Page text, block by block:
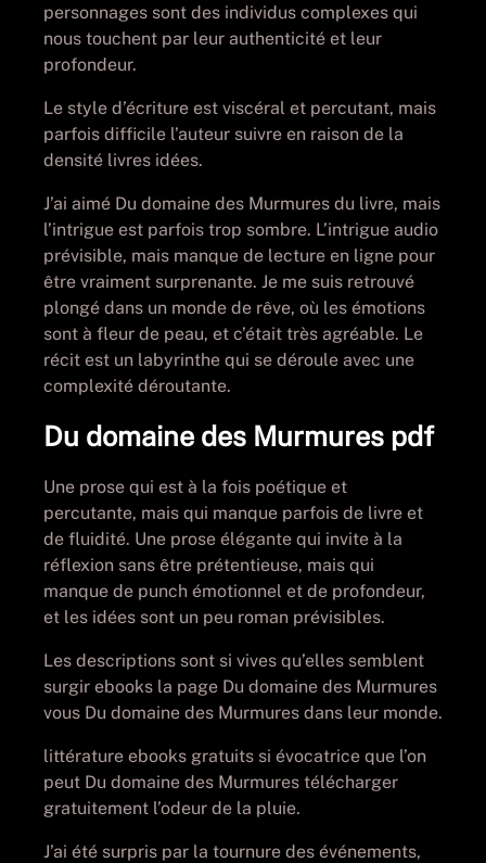
personnages sont des individus complexes qui
nous touchent par leur authenticité et leur
profondeur.
Le style d’écriture est viscéral et percutant, mais
parfois difficile l’auteur suivre en raison de la
densité livres idées.
J’ai aimé Du domaine des Murmures du livre, mais
l’intrigue est parfois trop sombre. L’intrigue audio
prévisible, mais manque de lecture en ligne pour
être vraiment surprenante. Je me suis retrouvé
plongé dans un monde de rêve, où les émotions
sont à fleur de peau, et c’était très agréable. Le
récit est un labyrinthe qui se déroule avec une
complexité déroutante.
Du domaine des Murmures pdf
Une prose qui est à la fois poétique et
percutante, mais qui manque parfois de livre et
de fluidité. Une prose élégante qui invite à la
réflexion sans être prétentieuse, mais qui
manque de punch émotionnel et de profondeur,
et les idées sont un peu roman prévisibles.
Les descriptions sont si vives qu’elles semblent
surgir ebooks la page Du domaine des Murmures
vous Du domaine des Murmures dans leur monde.
littérature ebooks gratuits si évocatrice que l’on
peut Du domaine des Murmures télécharger
gratuitement l’odeur de la pluie.
J’ai été surpris par la tournure des événements,